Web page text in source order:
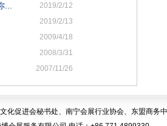
2019/2/12
2019/2/13
2009/4/18
2008/3/31
2007/11/26
化促进会秘书处、南宁会展行业协会、东盟商务